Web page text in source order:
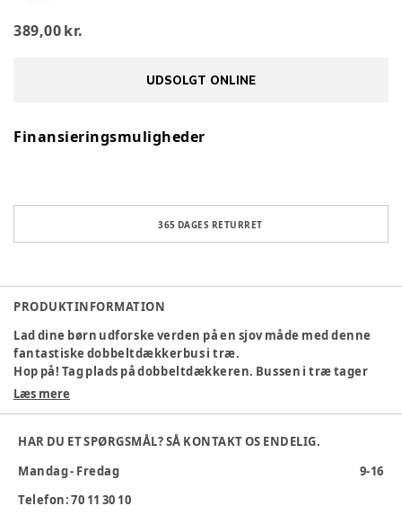
389,00 kr.
UDSOLGT ONLINE
Finansieringsmuligheder
365 DAGES RETURRET
PRODUKTINFORMATION
Lad dine børn udforske verden på en sjov måde med denne
fantastiske dobbeltdækkerbus i træ.
Hop på! Tag plads på dobbeltdækkeren. Bussen i træ tager
dig med på en rundtur i City.
fjerne figurerne.
Giv dine børn en unik legeoplevelse med den charmerende
dobbeltdækkerbus i træ. Perfekt som gave til fødselsdage,
Læs mere
HAR DU ET SPØRGSMÅL? SÅ KONTAKT OS ENDELIG.
Mandag - Fredag
9-16
Telefon: 70 11 30 10